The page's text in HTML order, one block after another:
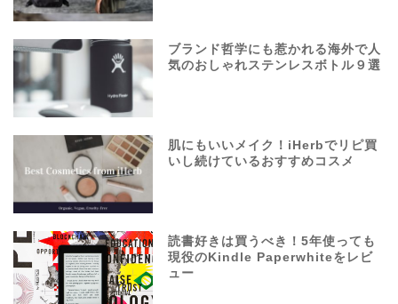
ブランド哲学にも惹かれる海外で人
気のおしゃれステンレスボトル９選
肌にもいいメイク！iHerbでリピ買
いし続けているおすすめコスメ
読書好きは買うべき！5年使っても
現役のKindle Paperwhiteをレビ
ュー